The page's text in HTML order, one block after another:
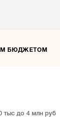
БЮДЖЕТОМ
тыс до 4 млн руб